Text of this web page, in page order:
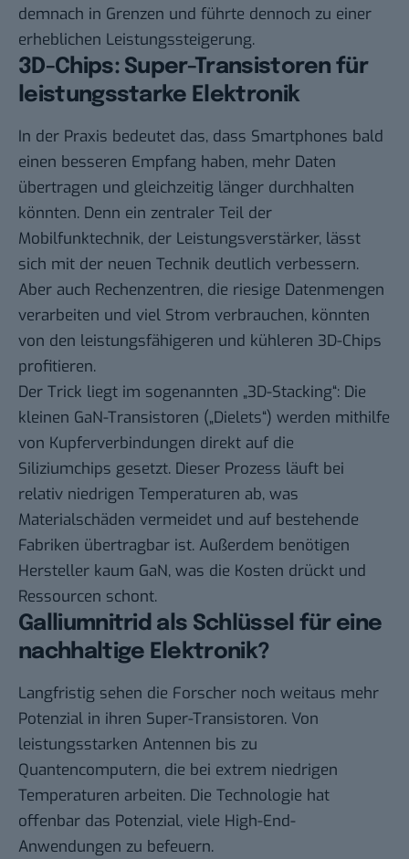
demnach in Grenzen und führte dennoch zu einer
erheblichen Leistungssteigerung.
3D-Chips: Super-Transistoren für
leistungsstarke Elektronik
In der Praxis bedeutet das, dass Smartphones bald
einen besseren Empfang haben, mehr Daten
übertragen und gleichzeitig länger durchhalten
könnten. Denn ein zentraler Teil der
Mobilfunktechnik, der Leistungsverstärker, lässt
sich mit der neuen Technik deutlich verbessern.
Aber auch Rechenzentren, die riesige Datenmengen
verarbeiten und viel Strom verbrauchen, könnten
von den leistungsfähigeren und kühleren 3D-Chips
profitieren.
Der Trick liegt im sogenannten „3D-Stacking“: Die
kleinen GaN-Transistoren („Dielets“) werden mithilfe
von Kupferverbindungen direkt auf die
Siliziumchips gesetzt. Dieser Prozess läuft bei
relativ niedrigen Temperaturen ab, was
Materialschäden vermeidet und auf bestehende
Fabriken übertragbar ist. Außerdem benötigen
Hersteller kaum GaN, was die Kosten drückt und
Ressourcen schont.
Galliumnitrid als Schlüssel für eine
nachhaltige Elektronik?
Langfristig sehen die Forscher noch weitaus mehr
Potenzial in ihren Super-Transistoren. Von
leistungsstarken Antennen bis zu
Quantencomputern, die bei extrem niedrigen
Temperaturen arbeiten. Die Technologie hat
offenbar das Potenzial, viele High-End-
Anwendungen zu befeuern.